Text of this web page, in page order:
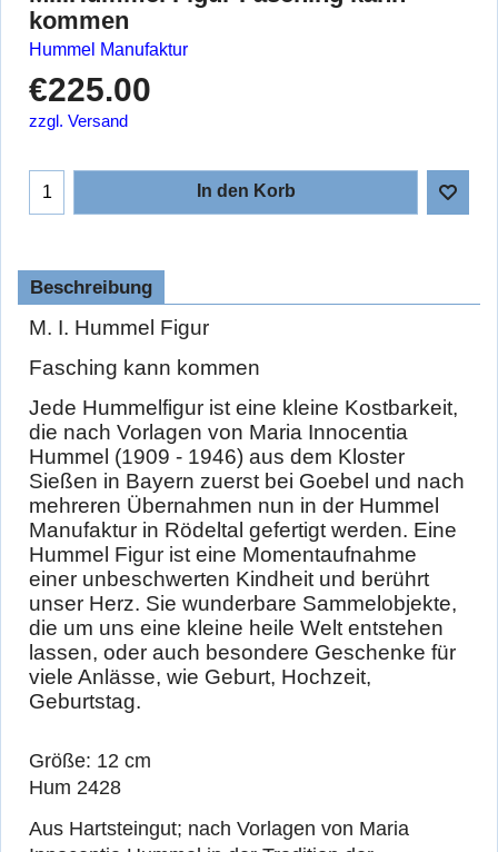
kommen
Hummel Manufaktur
€225.00
zzgl. Versand
In den Korb
Beschreibung
M. I. Hummel Figur
Fasching kann kommen
Jede Hummelfigur ist eine kleine Kostbarkeit,
die nach Vorlagen von Maria Innocentia
Hummel (1909 - 1946) aus dem Kloster
Sießen in Bayern zuerst bei Goebel und nach
mehreren Übernahmen nun in der Hummel
Manufaktur in Rödeltal gefertigt werden. Eine
Hummel Figur ist eine Momentaufnahme
einer unbeschwerten Kindheit und berührt
unser Herz. Sie wunderbare Sammelobjekte,
die um uns eine kleine heile Welt entstehen
lassen, oder auch besondere Geschenke für
viele Anlässe, wie Geburt, Hochzeit,
Geburtstag.
Größe: 12 cm
Hum 2428
Aus Hartsteingut; nach Vorlagen von Maria